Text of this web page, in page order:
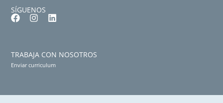
SÍGUENOS
TRABAJA CON NOSOTROS
Enviar curriculum